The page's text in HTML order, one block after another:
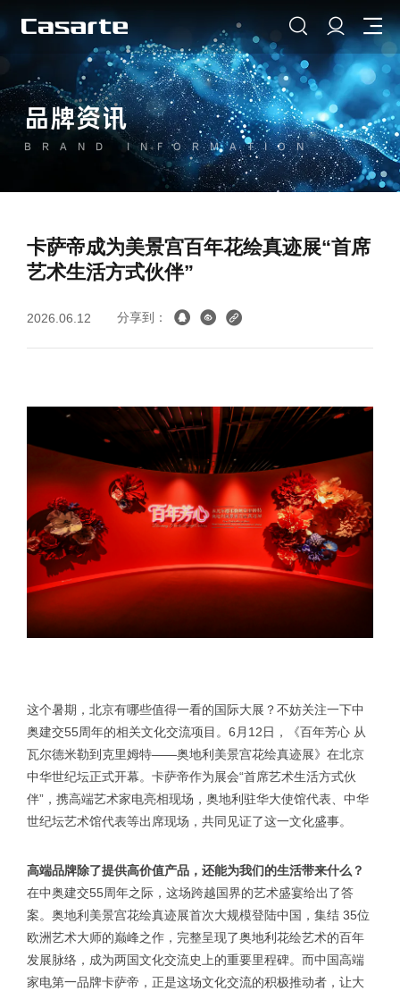
品牌资讯
BRAND INFORMATION
卡萨帝成为美景宫百年花绘真迹展“首席
艺术生活方式伙伴”
2026.06.12 分享到：
这个暑期，北京有哪些值得一看的国际大展？不妨关注一下中
奥建交55周年的相关文化交流项目。6月12日，《百年芳心 从
瓦尔德米勒到克里姆特——奥地利美景宫花绘真迹展》在北京
中华世纪坛正式开幕。卡萨帝作为展会“首席艺术生活方式伙
伴”，携高端艺术家电亮相现场，奥地利驻华大使馆代表、中华
世纪坛艺术馆代表等出席现场，共同见证了这一文化盛事。
高端品牌除了提供高价值产品，还能为我们的生活带来什么？
在中奥建交55周年之际，这场跨越国界的艺术盛宴给出了答
案。奥地利美景宫花绘真迹展首次大规模登陆中国，集结 35位
欧洲艺术大师的巅峰之作，完整呈现了奥地利花绘艺术的百年
发展脉络，成为两国文化交流史上的重要里程碑。而中国高端
家电第一品牌卡萨帝，正是这场文化交流的积极推动者，让大